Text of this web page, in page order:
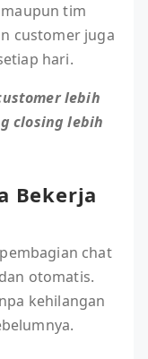
tim
customer juga
hari.
lebih
closing lebih
Bekerja
chat
otomatis.
kehilangan